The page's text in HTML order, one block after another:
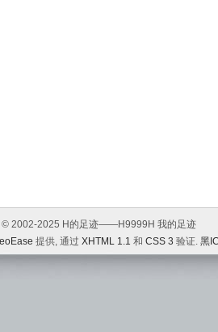
© 2002-2025 H的足迹——H9999H 我的足迹
提供, 通过 XHTML 1.1 和 CSS 3 验证. 黑